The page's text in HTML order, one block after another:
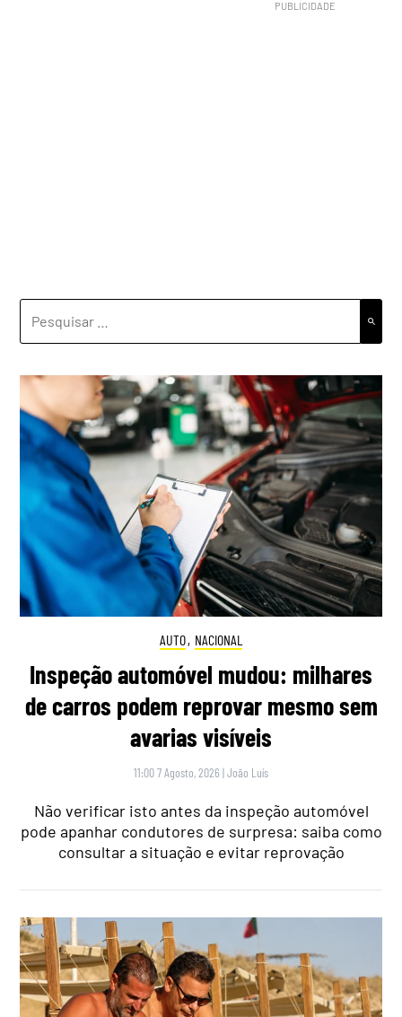
POR:
AUTO, NACIONAL
Inspeção automóvel mudou: milhares
de carros podem reprovar mesmo sem
avarias visíveis
11:00 7 Agosto, 2026 |João Luís
Não verificar isto antes da inspeção automóvel
pode apanhar condutores de surpresa: saiba como
consultar a situação e evitar reprovação